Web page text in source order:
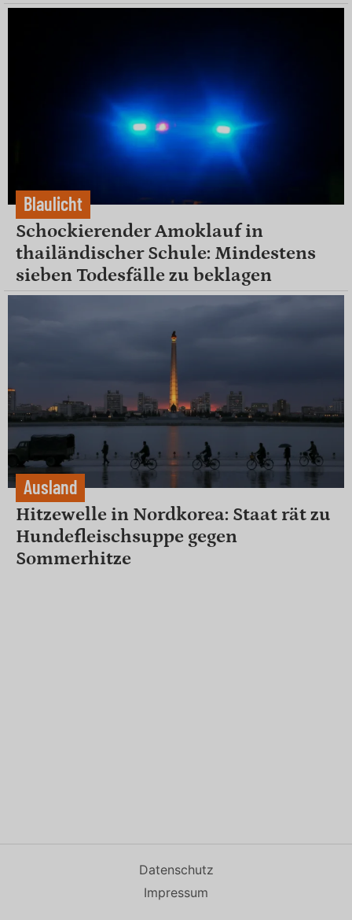
Blaulicht
Schockierender Amoklauf in
thailändischer Schule: Mindestens
sieben Todesfälle zu beklagen
Ausland
Hitzewelle in Nordkorea: Staat rät zu
Hundefleischsuppe gegen
Sommerhitze
Datenschutz
Impressum